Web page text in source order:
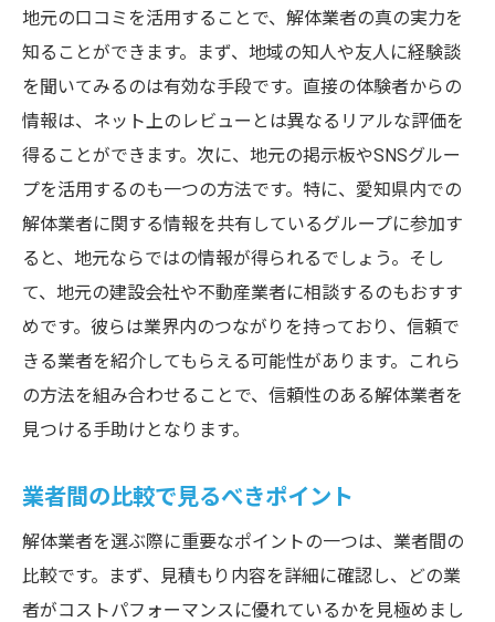
信頼できる口コミの見分け方
地元レビューを重視する理由
口コミから業者の実態を知る方法
評判の良い業者選びに口コミを活用
利用者の声を基に業者を選ぶ
地元の口コミを活用することで、解体業者の真の実力を
知ることができます。まず、地域の知人や友人に経験談
を聞いてみるのは有効な手段です。直接の体験者からの
情報は、ネット上のレビューとは異なるリアルな評価を
得ることができます。次に、地元の掲示板やSNSグルー
プを活用するのも一つの方法です。特に、愛知県内での
解体業者に関する情報を共有しているグループに参加す
ると、地元ならではの情報が得られるでしょう。そし
て、地元の建設会社や不動産業者に相談するのもおすす
めです。彼らは業界内のつながりを持っており、信頼で
きる業者を紹介してもらえる可能性があります。これら
の方法を組み合わせることで、信頼性のある解体業者を
見つける手助けとなります。
業者間の比較で見るべきポイント
解体業者を選ぶ際に重要なポイントの一つは、業者間の
比較です。まず、見積もり内容を詳細に確認し、どの業
者がコストパフォーマンスに優れているかを見極めまし